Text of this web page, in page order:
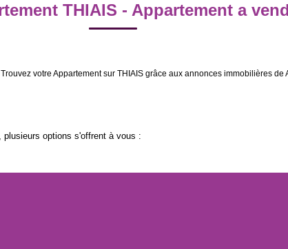
THIAIS - Appartement a
votre Appartement sur THIAIS grâce aux annonces immobilières de
plusieurs options s'offrent à vous :